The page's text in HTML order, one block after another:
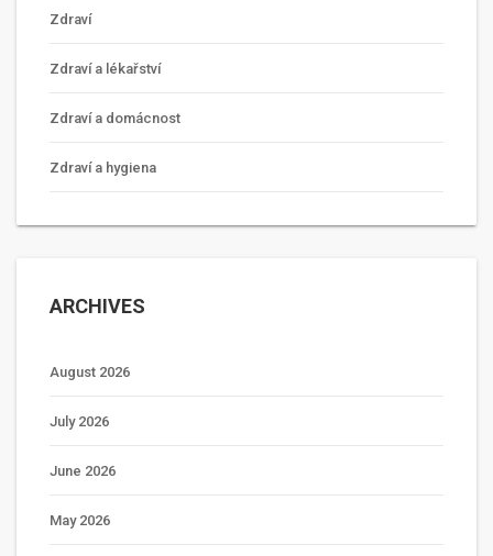
Zdraví
Zdraví a lékařství
Zdraví a domácnost
Zdraví a hygiena
ARCHIVES
August 2026
July 2026
June 2026
May 2026